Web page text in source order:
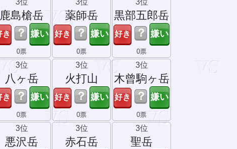
3位
鹿島槍岳
？
0票
3位
薬師岳
？
0票
3位
黒部五郎岳
？
0票
3位
八ヶ岳
？
0票
3位
火打山
？
0票
3位
木曾駒ヶ岳
？
0票
3位
悪沢岳
3位
赤石岳
3位
聖岳